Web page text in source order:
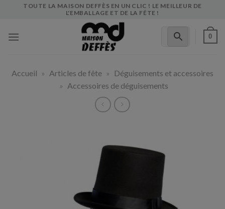
TOUTE LA MAISON DEFFÈS EN UN CLIC ! LE MEILLEUR DE
L'EMBALLAGE ET DE LA FÊTE !
0
Accueil » Articles de fête »
Déguisements et accessoires
» Accessoires de déguisements